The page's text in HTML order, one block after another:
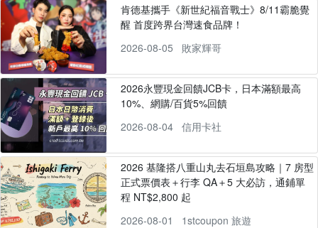
肯德基攜手《新世紀福音戰士》8/11霸脆覺
醒 首度跨界台灣速食品牌！
2026-08-05
敗家輝哥
2026永豐現金回饋JCB卡，日本滿額最高
10%、網購/百貨5%回饋
2026-08-04
信用卡社
2026 基隆搭八重山丸去石垣島攻略｜7 房型
正式票價表＋行李 QA＋5 大必訪，通鋪單
程 NT$2,800 起
2026-08-01
1stcoupon 旅遊